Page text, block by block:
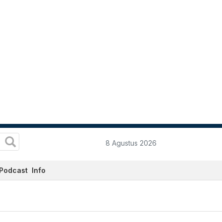
8 Agustus 2026
Info